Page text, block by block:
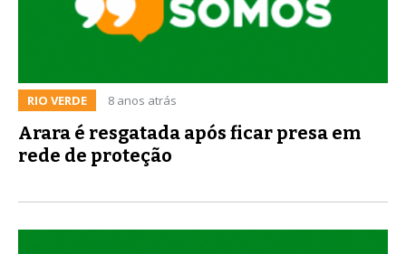
RIO VERDE 8 anos atrás
Arara é resgatada após ficar presa em
rede de proteção